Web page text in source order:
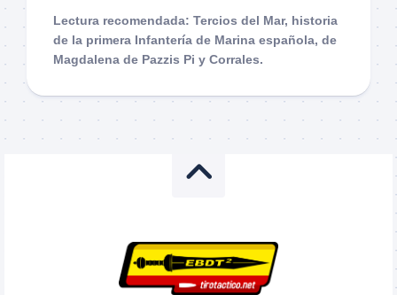
Lectura recomendada: Tercios del Mar, historia
de la primera Infantería de Marina española, de
Magdalena de Pazzis Pi y Corrales.